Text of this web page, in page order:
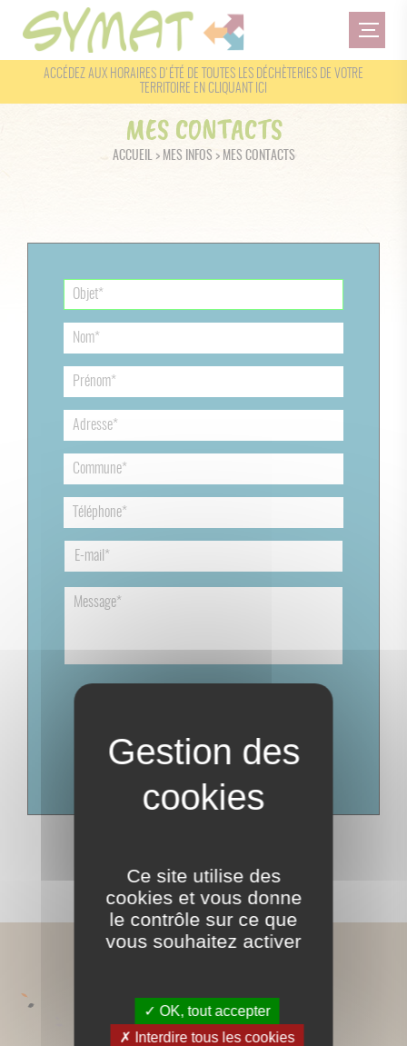
ACCÉDEZ AUX HORAIRES D'ÉTÉ DE TOUTES LES DÉCHÈTERIES DE VOTRE
TERRITOIRE EN CLIQUANT ICI
MES CONTACTS
ACCUEIL> MES INFOS > MES CONTACTS
En savoir plus sur notrepolitique de protection des
données
Ce site utilise des
cookies et vous donne
le contrôle sur ce que
vous souhaitez activer
OK, tout accepter
Interdire tous les cookies